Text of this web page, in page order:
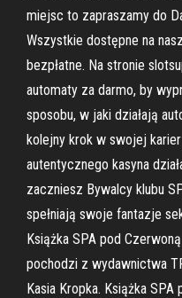
miejsc to zapraszamy do
Wszystkie dostępne na
bezpłatne. Na stronie
automaty za darmo, by
sposobu, w jaki działają
kolejny krok w swojej
autentycznego kasyna
zaczniesz Bywalcy klubu
spełniają swoje fantazje
Książka SPA pod
pochodzi z wydawnictwa
Kasia Kropka. Książka